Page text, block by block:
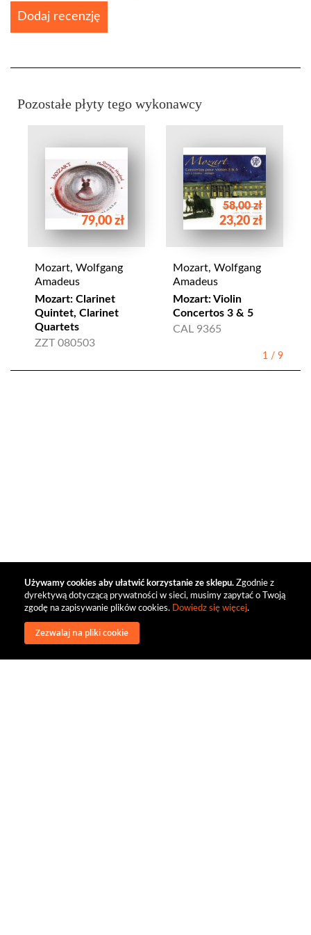
Używamy cookies aby ułatwić korzystanie ze sklepu. Zgodnie z
dyrektywą dotyczącą prywatności w sieci, musimy zapytać o Twoją
zgodę na zapisywanie plików cookies. Dowiedz się więcej.
Zezwalaj na pliki cookie
Dodaj recenzję
Pozostałe płyty tego wykonawcy
79,00 zł
Mozart, Wolfgang
Amadeus
Mozart: Clarinet
Quintet, Clarinet
Quartets
ZZT 080503
58,00 zł
23,20 zł
Mozart, Wolfgang
Amadeus
Mozart: Violin
Concertos 3 & 5
CAL 9365
1 / 9